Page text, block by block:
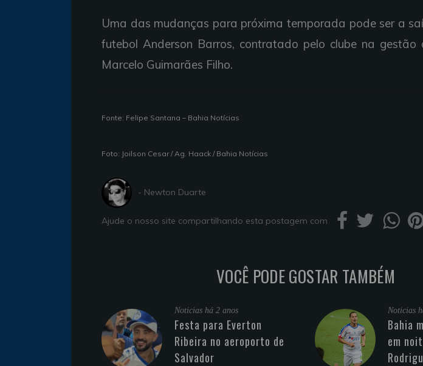
Uma das mudanças para próxima temporada pode ser a
futebol Anderson Barros, contratado pelo clube na gestão
Marcelo Guimarães Filho.
Fonte: Felipe Santana – Bahia Notícias
Foto: Joilson Cesar / Ag. Haack / Bahia Notícias
- Newton Duarte
Ajude o nosso site compartilhando esta postagem com
VOCÊ PODE GOSTAR TAMBÉM
Noticias há 2 anos
Festa para Everton
Ribeira no aeroporto de
Salvador
Noticias
Bahia
em